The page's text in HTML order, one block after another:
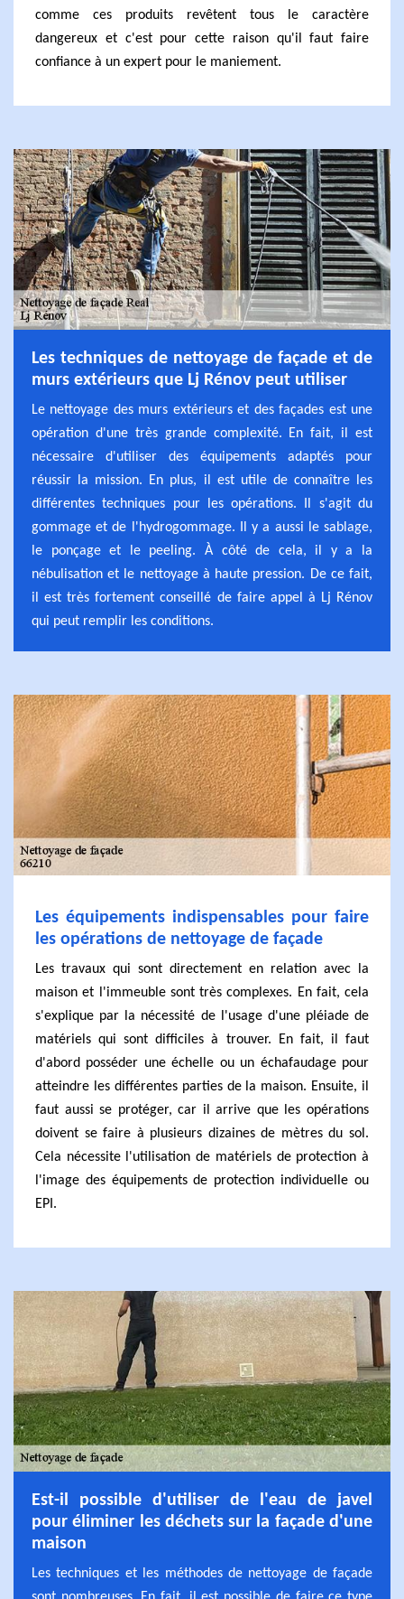
comme ces produits revêtent tous le caractère
dangereux et c'est pour cette raison qu'il faut faire
confiance à un expert pour le maniement.
Les techniques de nettoyage de façade et de
murs extérieurs que Lj Rénov peut utiliser
Le nettoyage des murs extérieurs et des façades est une
opération d'une très grande complexité. En fait, il est
nécessaire d'utiliser des équipements adaptés pour
réussir la mission. En plus, il est utile de connaître les
différentes techniques pour les opérations. Il s'agit du
gommage et de l'hydrogommage. Il y a aussi le sablage,
le ponçage et le peeling. À côté de cela, il y a la
nébulisation et le nettoyage à haute pression. De ce fait,
il est très fortement conseillé de faire appel à Lj Rénov
qui peut remplir les conditions.
Les équipements indispensables pour faire
les opérations de nettoyage de façade
Les travaux qui sont directement en relation avec la
maison et l'immeuble sont très complexes. En fait, cela
s'explique par la nécessité de l'usage d'une pléiade de
matériels qui sont difficiles à trouver. En fait, il faut
d'abord posséder une échelle ou un échafaudage pour
atteindre les différentes parties de la maison. Ensuite, il
faut aussi se protéger, car il arrive que les opérations
doivent se faire à plusieurs dizaines de mètres du sol.
Cela nécessite l'utilisation de matériels de protection à
l'image des équipements de protection individuelle ou
EPI.
Est-il possible d'utiliser de l'eau de javel
pour éliminer les déchets sur la façade d'une
maison
Les techniques et les méthodes de nettoyage de façade